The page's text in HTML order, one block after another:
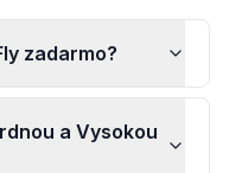
zadarmo?
a Vysokou